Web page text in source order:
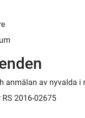
anmälan av nyvalda
2016-02675